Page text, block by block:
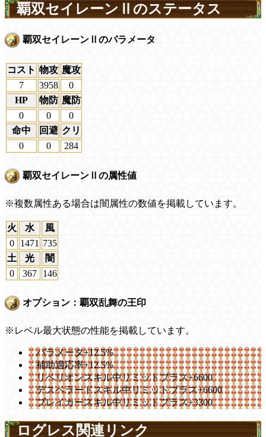
覇双セイレーンⅡのステータス
覇双セイレーンⅡのパラメータ
コスト 物攻 魔攻
7
3958
0
HP
物防 魔防
0
0
0
命中
回避 クリ
0
0 284
覇双セイレーンⅡの属性値
※複数属性ある場合は闇属性の数値を掲載しています。
火 水
風
0
1471 735
土
光
闇
0
367 146
オプション：覇双乱舞の王印
※レベル最大状態の性能を掲載しています。
パラメータ+12.5%
補助適応率+12.5%
リベリオンスキル中リミットプラス+6600
デスペラードスキル中リミットプラス+6600
ブレイカースキル中リミットプラス+3300
ログレス関連リンク